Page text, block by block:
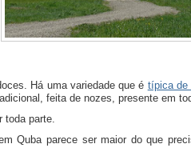
Há uma variedade que é típica de
feita de nozes, presente em
toda parte.
Quba parece ser maior do que